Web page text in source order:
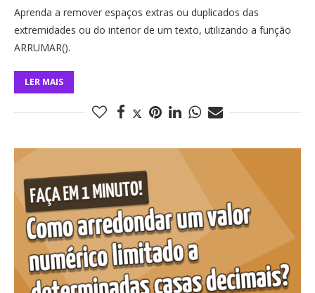
Aprenda a remover espaços extras ou duplicados das
extremidades ou do interior de um texto, utilizando a função
ARRUMAR().
LER MAIS